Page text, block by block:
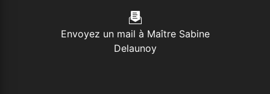
Envoyez un mail à Maître Sabine
Delaunoy